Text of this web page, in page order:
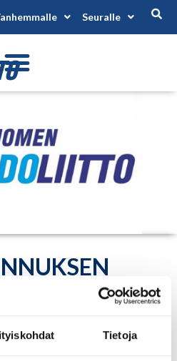
Tietoja
Seuralle
3. –